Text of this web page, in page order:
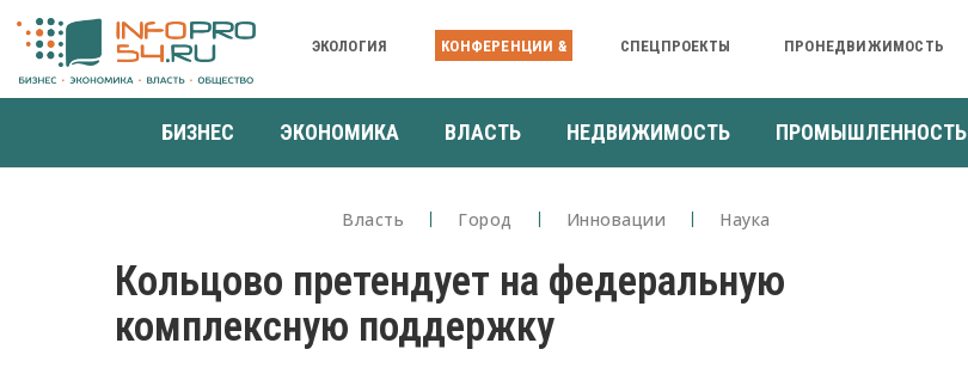
ЭКОЛОГИЯ КОНФЕРЕНЦИИ & СПЕЦПРОЕКТЫ ПРОНЕДВИЖИМОСТЬ
БИЗНЕС ЭКОНОМИКА ВЛАСТЬ НЕДВИЖИМОСТЬ ПРОМЫШЛЕННОСТЬ
Власть Город Инновации Наука
Кольцово претендует на федеральную
комплексную поддержку